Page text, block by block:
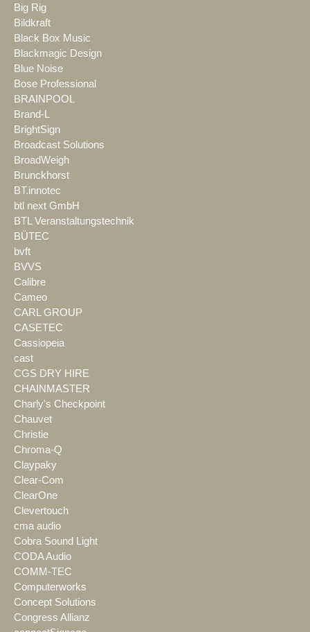
Big Rig
Bildkraft
Black Box Music
Blackmagic Design
Blue Noise
Bose Professional
BRAINPOOL
Brand-L
BrightSign
Broadcast Solutions
BroadWeigh
Brunckhorst
BT.innotec
btl next GmbH
BTL Veranstaltungstechnik
BÜTEC
bvft
BVVS
Calibre
Cameo
CARL GROUP
CASETEC
Cassiopeia
cast
CGS DRY HIRE
CHAINMASTER
Charly's Checkpoint
Chauvet
Christie
Chroma-Q
Claypaky
Clear-Com
ClearOne
Clevertouch
cma audio
Cobra Sound Light
CODA Audio
COMM-TEC
Computerworks
Concept Solutions
Congress Allianz